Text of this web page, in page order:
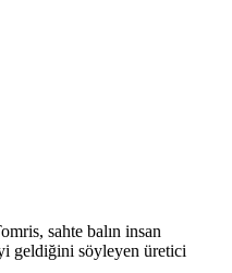
sahte balın insan
geldiğini söyleyen üretici